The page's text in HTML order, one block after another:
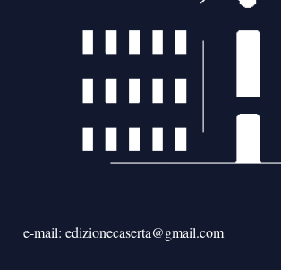
e-mail: edizionecaserta@gmail.com